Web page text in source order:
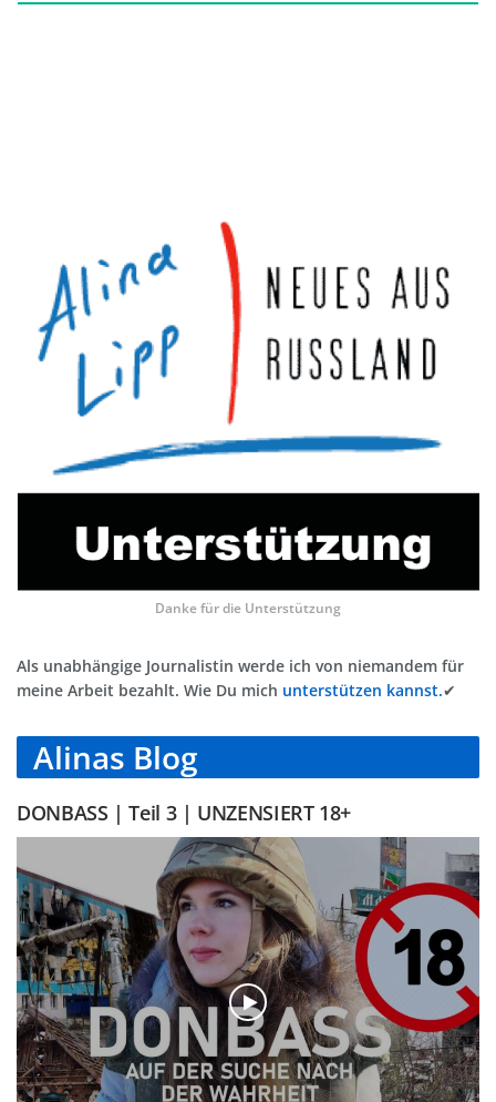
Danke für die Unterstützung
Als unabhängige Journalistin werde ich von niemandem für
meine Arbeit bezahlt. Wie Du mich unterstützen kannst.✔
Alinas Blog
DONBASS | Teil 3 | UNZENSIERT 18+